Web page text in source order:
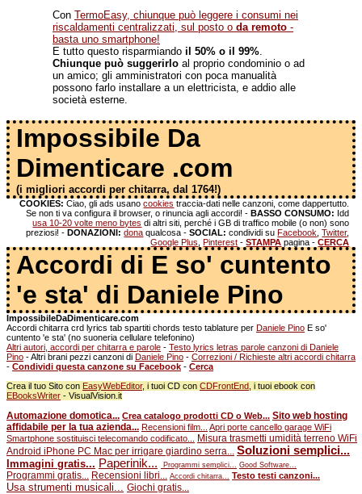
Con TermoEasy, chiunque può leggere i consumi nei
riscaldamenti centralizzati, sul posto o da remoto -
basta uno smartphone!
E tutto questo risparmiando il 50% o il 99%.
Chiunque può suggerirlo al proprio condominio o ad
un amico; gli amministratori con poca manualità
possono farlo installare a un elettricista, e addio alle
società esterne.
Impossibile Da
Dimenticare .com
(i migliori accordi per chitarra, dal 1764!)
COOKIES: Ciao, gli ads usanocookies traccia-dati nelle canzoni, come dappertutto.
Se non ti va configura il browser, o rinuncia agli accordi! -BASSO CONSUMO: Idd
usa 10-20 volte meno bytes di altri siti, perché i GB di traffico mobile (o non) sono
preziosi! -DONAZIONI: dona qualcosa -SOCIAL: condividi suFacebook ,Twitter,
Google Plus ,Pinterest -STAMPA pagina -CERCA
Accordi di E so' cuntento
'e sta' di Daniele Pino
ImpossibileDaDimenticare.com
Accordi chitarra crd lyrics tab spartiti chords testo tablature per Daniele Pino E so'
cuntento 'e sta' (no suoneria cellulare telefonino)
Altri autori, accordi per chitarra e parole - Testo lyrics letras parole canzoni di Daniele
Pino - Altri brani pezzi canzoni di Daniele Pino - Correzioni / Richieste altri accordi chitarra
- Condividi questa canzone su Facebook - Cerca
Crea il tuo Sito con EasyWebEditor, i tuoi CD con CDFrontEnd , i tuoi ebook con
EBooksWriter - VisualVision.it
Automazione domotica... Crea catalogo prodotti CD o Web... Sito web hosting
affidabile per la tua azienda... Recensioni film...
Apri porte cancello garage WiFi
Smartphone sostituisci telecomando codificato...
Misura trasmetti umidità terreno WiFi
Android iPhone PC Mac per irrigare giardino serra... Soluzioni semplici...
Immagini gratis... Paperinik... Programmi semplici... Good Software...
Programmi gratis... Recensioni libri... Accordi chitarra... Testo testi canzoni...
Usa strumenti musicali... Giochi gratis...